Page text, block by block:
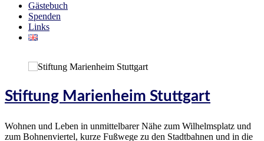
Gästebuch
Spenden
Links
Stiftung Marienheim Stuttgart
Wohnen und Leben in unmittelbarer Nähe zum Wilhelmsplatz und
zum Bohnenviertel, kurze Fußwege zu den Stadtbahnen und in die